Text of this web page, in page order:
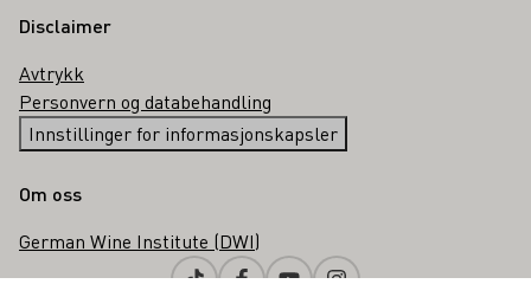
Disclaimer
Avtrykk
Personvern og databehandling
Innstillinger for informasjonskapsler
Om oss
German Wine Institute (DWI)